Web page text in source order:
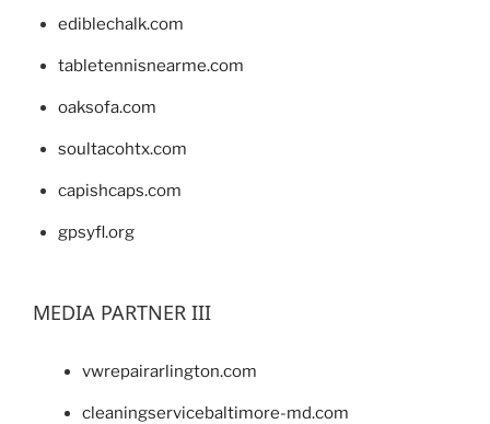
ediblechalk.com
tabletennisnearme.com
oaksofa.com
soultacohtx.com
capishcaps.com
gpsyfl.org
MEDIA PARTNER III
vwrepairarlington.com
cleaningservicebaltimore-md.com